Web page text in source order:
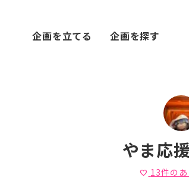
企画を立てる 企画を探す
やま応
favorite 13件のあ